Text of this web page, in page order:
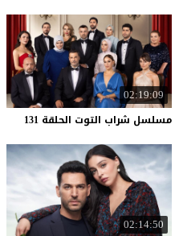
02:19:09
مسلسل شراب التوت الحلقة 131
02:14:50